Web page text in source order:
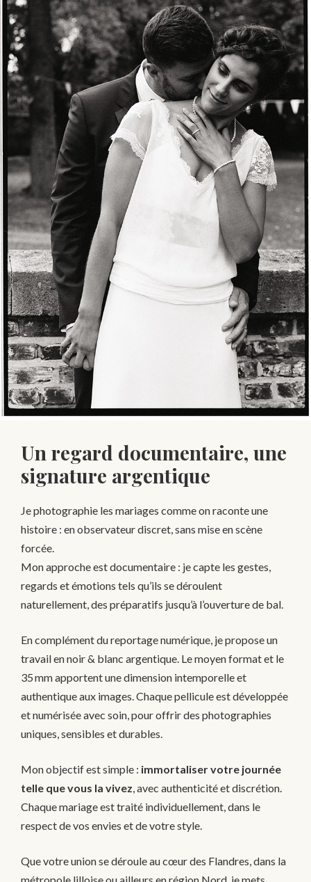
Un regard documentaire, une
signature argentique
Je photographie les mariages comme on raconte une
histoire : en observateur discret, sans mise en scène
forcée.
Mon approche est documentaire : je capte les gestes,
regards et émotions tels qu’ils se déroulent
naturellement, des préparatifs jusqu’à l’ouverture de bal.
En complément du reportage numérique, je propose un
travail en noir & blanc argentique. Le moyen format et le
35 mm apportent une dimension intemporelle et
authentique aux images. Chaque pellicule est développée
et numérisée avec soin, pour offrir des photographies
uniques, sensibles et durables.
Mon objectif est simple : immortaliser votre journée
telle que vous la vivez, avec authenticité et discrétion.
Chaque mariage est traité individuellement, dans le
respect de vos envies et de votre style.
Que votre union se déroule au cœur des Flandres, dans la